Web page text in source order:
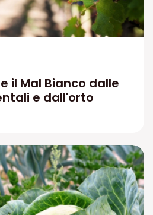
il Mal Bianco dalle
e dall'orto